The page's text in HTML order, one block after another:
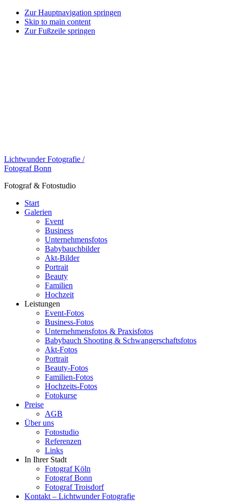
Zur Hauptnavigation springen
Skip to main content
Zur Fußzeile springen
Lichtwunder Fotografie /
Fotograf Bonn
Fotograf & Fotostudio
Start
Galerien
Event
Business
Unternehmensfotos
Babybauchbilder
Akt-Bilder
Portrait
Beauty
Familien
Hochzeit
Leistungen
Event-Fotos
Business-Fotos
Unternehmensfotos & Praxisfotos
Babybauch Shooting & Schwangerschaftsfotos
Akt-Fotos
Portrait
Beauty-Fotos
Familien-Fotos
Hochzeits-Fotos
Fotokurse
Preise
AGB
Über uns
Fotostudio
Referenzen
Links
In Ihrer Stadt
Fotograf Köln
Fotograf Bonn
Fotograf Troisdorf
Kontakt – Lichtwunder Fotografie